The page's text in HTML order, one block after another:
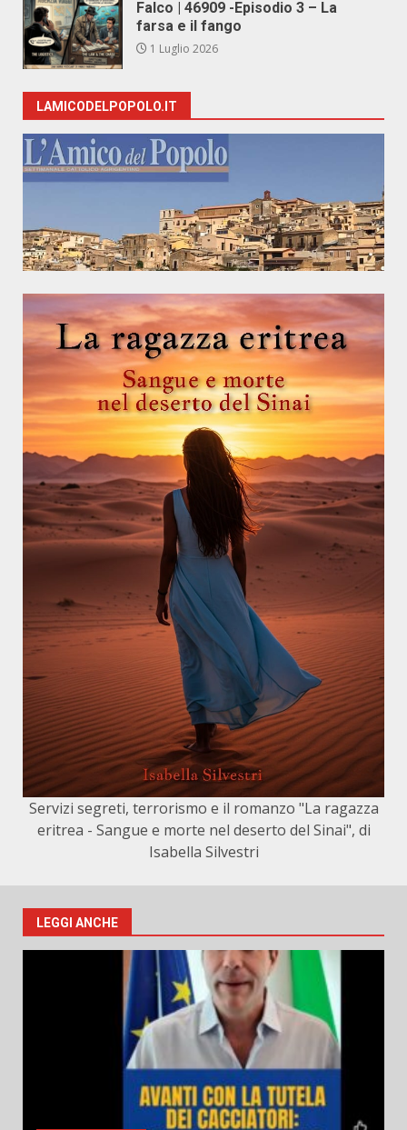
Falco | 46909 -Episodio 3 – La
farsa e il fango
1 Luglio 2026
LAMICODELPOPOLO.IT
Servizi segreti, terrorismo e il romanzo "La ragazza
eritrea - Sangue e morte nel deserto del Sinai", di
Isabella Silvestri
LEGGI ANCHE